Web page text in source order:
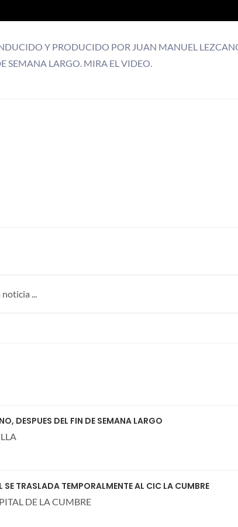
Y PRODUCIDO POR JUAN MANUEL
SEMANA LARGO. MIRA EL VIDEO.
...
DESPUES DEL FIN DE SEMANA LARGO
TRASLADA TEMPORALMENTE AL CIC LA CUMBRE
DE LA CUMBRE